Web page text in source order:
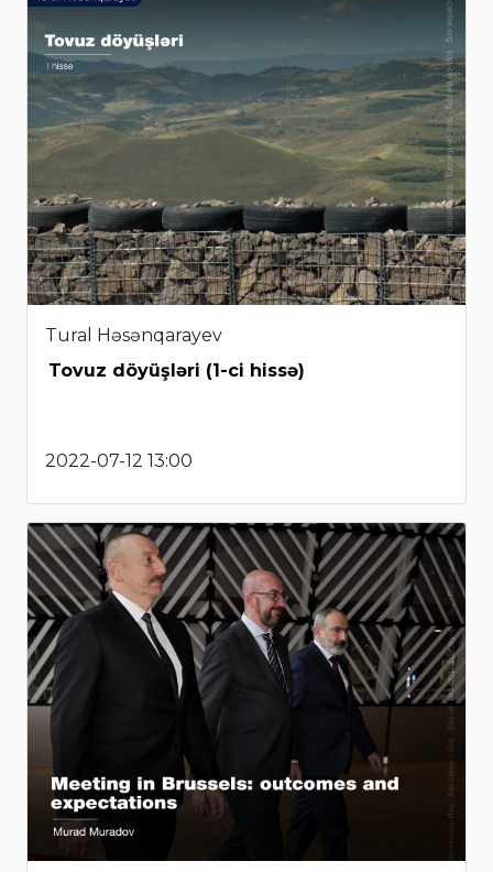
Tural Həsənqarayev
Tovuz döyüşləri (1-ci hissə)
2022-07-12 13:00